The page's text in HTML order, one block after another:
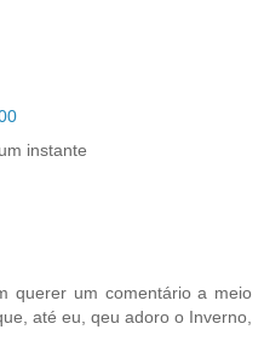
instante
querer um comentário a meio
até eu, qeu adoro o Inverno,